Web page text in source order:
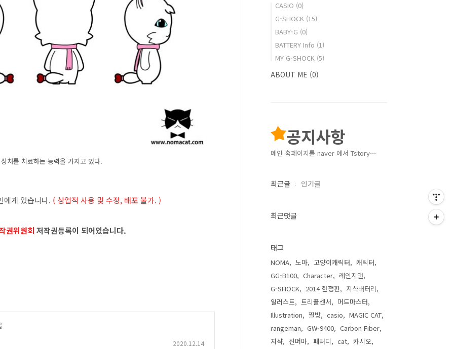
처를 치료하는 능력을 가지고 있다.
게 있습니다. ( 상업적 사용 및 수정, 배포 불가. )
권위원회 저작권등록이 되어있습니다.
2020.12.14
CASIO (0)
G-SHOCK (15)
BABY-G (0)
BATTERY Info (1)
MY G-SHOCK (5)
ABOUT ME (0)
공지사항
메인 홈페이지를 naver 에서 Tstory⋯
최근글 인기글
최근댓글
태그
NOMA 노마 고양이캐릭터
캐릭터
GG-B100
Character
레인지맨
G-SHOCK
2014 한정판
지샥배터리
일러스트
트리플센서
머드마스터
Illustration
짤방 casio
MAGIC CAT
rangeman
GW-9400
Carbon Fiber
지샥
신머마 패러디 cat
카시오